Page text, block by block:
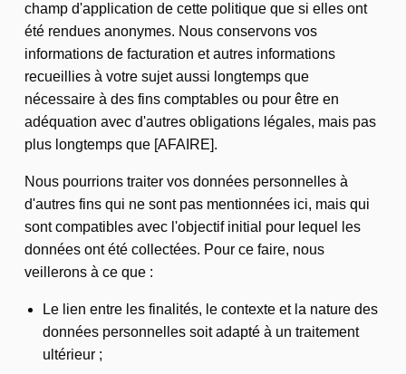
champ d'application de cette politique que si elles ont
été rendues anonymes. Nous conservons vos
informations de facturation et autres informations
recueillies à votre sujet aussi longtemps que
nécessaire à des fins comptables ou pour être en
adéquation avec d'autres obligations légales, mais pas
plus longtemps que [AFAIRE].
Nous pourrions traiter vos données personnelles à
d'autres fins qui ne sont pas mentionnées ici, mais qui
sont compatibles avec l'objectif initial pour lequel les
données ont été collectées. Pour ce faire, nous
veillerons à ce que :
Le lien entre les finalités, le contexte et la nature des
données personnelles soit adapté à un traitement
ultérieur ;